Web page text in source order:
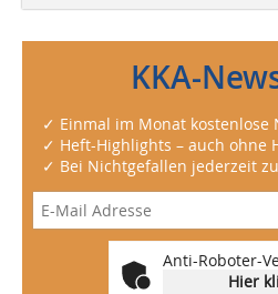
KKA-
✓ Einmal im Monat kostenlose
✓ Heft-Highlights – auch ohne
✓ Bei Nichtgefallen jederzeit
Anti-Roboter-
Hier